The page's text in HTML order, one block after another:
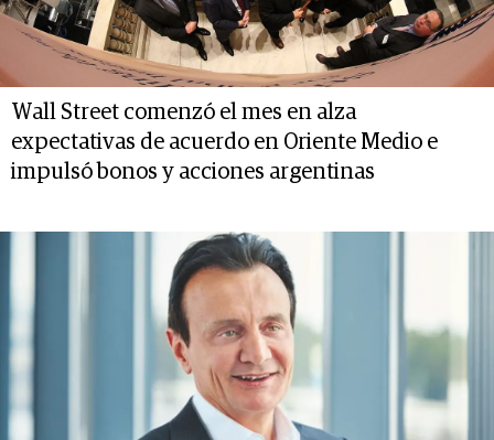
Wall Street comenzó el mes en alza
expectativas de acuerdo en Oriente Medio e
impulsó bonos y acciones argentinas